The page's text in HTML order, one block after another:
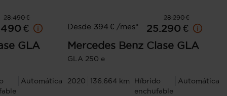
28.490 €
€
GLA
Automática
28.290 €
Desde 394 € /mes*
25.290 €
Mercedes Benz Clase GLA
GLA 250 e
2020 136.664 km
Híbrido
enchufable
Automática